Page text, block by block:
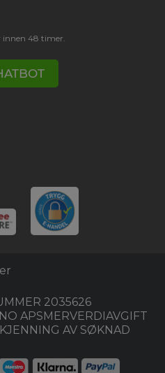
innen 48 timer.
2035626
APSMERVERDIAVGIFT
AV SØKNAD